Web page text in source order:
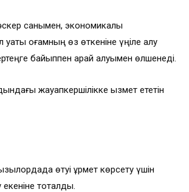
санымен, экономикалық
қоғамның өз өткеніне үңіле алу
байыппен қарай алуымен өлшенеді.
жауапкершілікке қызмет ететін
өтуі құрмет көрсету үшін
тоқталды.